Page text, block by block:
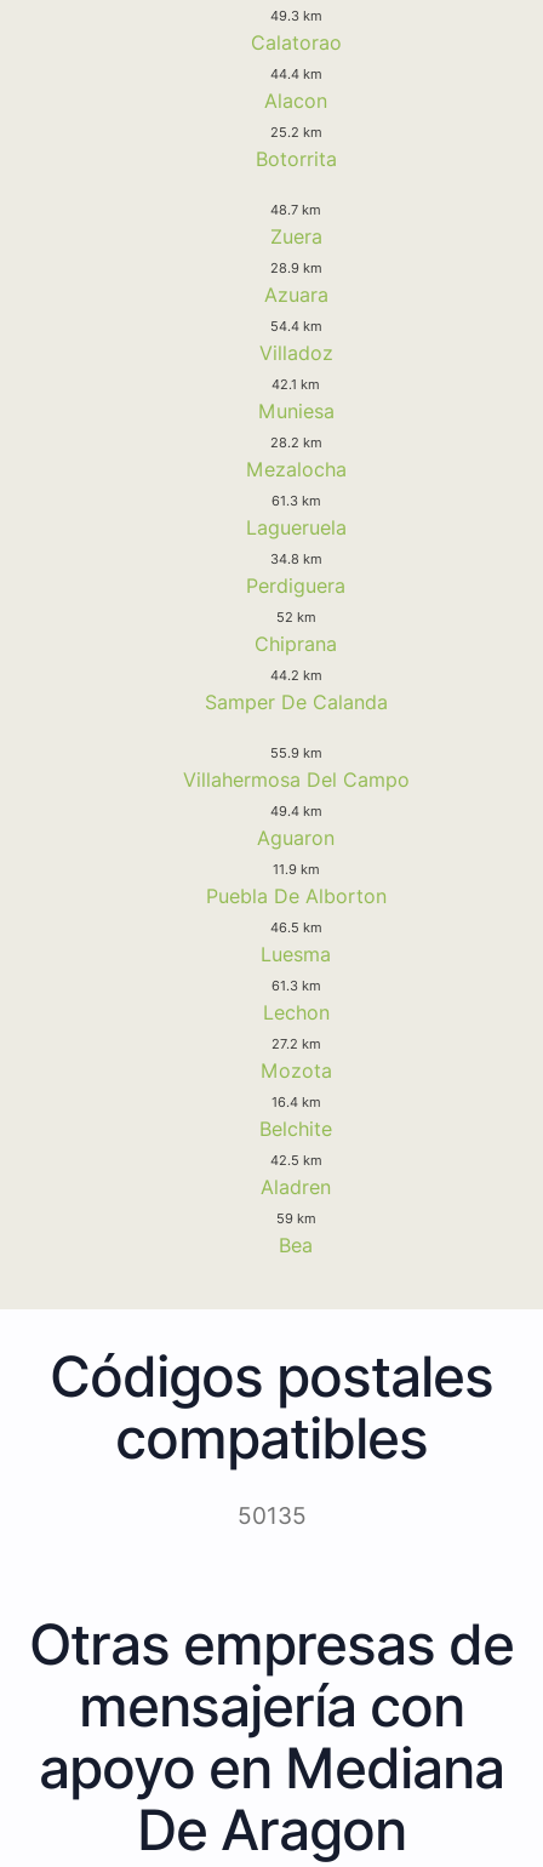
49.3 km
Calatorao
44.4 km
Alacon
25.2 km
Botorrita
48.7 km
Zuera
28.9 km
Azuara
54.4 km
Villadoz
42.1 km
Muniesa
28.2 km
Mezalocha
61.3 km
Lagueruela
34.8 km
Perdiguera
52 km
Chiprana
44.2 km
Samper De Calanda
55.9 km
Villahermosa Del Campo
49.4 km
Aguaron
11.9 km
Puebla De Alborton
46.5 km
Luesma
61.3 km
Lechon
27.2 km
Mozota
16.4 km
Belchite
42.5 km
Aladren
59 km
Bea
Códigos postales
compatibles
50135
Otras empresas de
mensajería con
apoyo en Mediana
De Aragon